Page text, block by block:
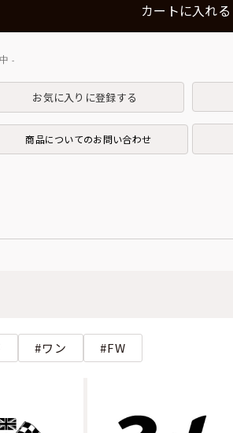
カートに入れる
お気に入りに登録する
商品についてのお問い合わせ
ワン FW